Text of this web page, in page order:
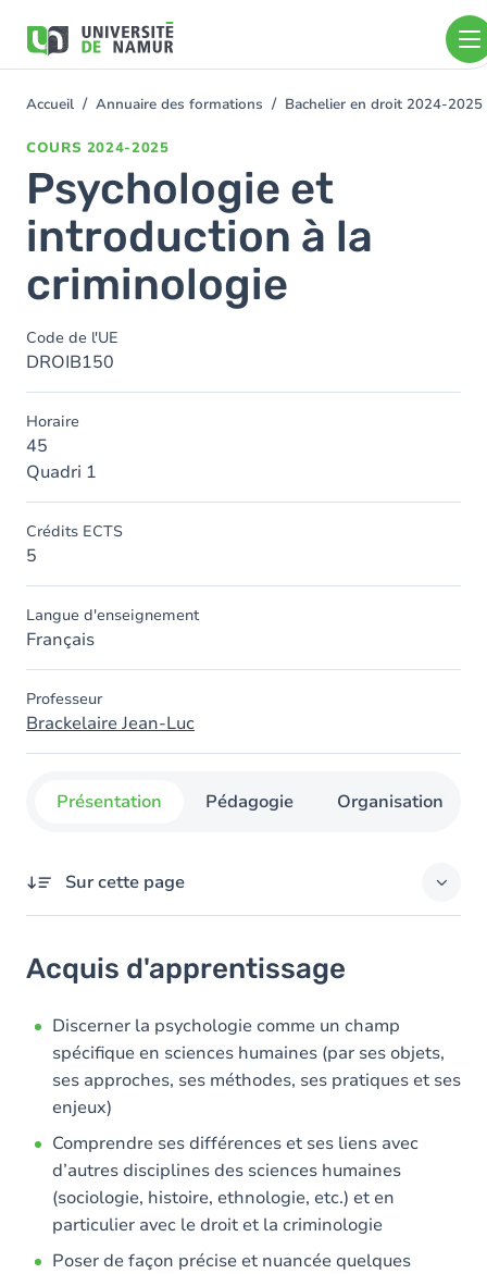
contenu
You
Accueil Annuaire des formations Bachelier en droit 2024-2025
COURS 2024-2025
Psychologie et
introduction à la
criminologie
Code de l'UE
DROIB150
Horaire
45
Quadri 1
Crédits ECTS
5
Langue d'enseignement
Français
Professeur
Brackelaire Jean-Luc
Présentation Pédagogie Organisation
Sur cette page
Objectifs
Contenu
Table des matières
Exercices
Acquis d'apprentissage
Discerner la psychologie comme un champ
spécifique en sciences humaines (par ses objets,
ses approches, ses méthodes, ses pratiques et ses
enjeux)
Comprendre ses différences et ses liens avec
d’autres disciplines des sciences humaines
(sociologie, histoire, ethnologie, etc.) et en
particulier avec le droit et la criminologie
Poser de façon précise et nuancée quelques